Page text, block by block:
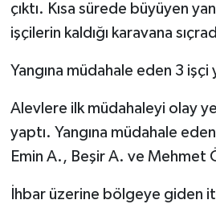
çıktı. Kısa sürede büyüyen
işçilerin kaldığı karavana
Yangına müdahale eden 3 işçi
Alevlere ilk müdahaleyi olay
yaptı. Yangına müdahale
Emin A., Beşir A. ve Mehmet
İhbar üzerine bölgeye giden